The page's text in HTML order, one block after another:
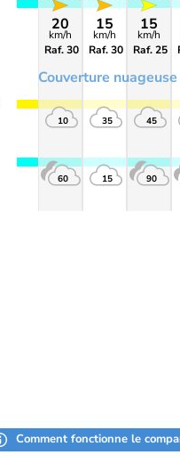
Couverture nuageuse
20
km/h
Raf. 30
10
60
15
km/h
Raf. 30
35
15
15
km/h
Raf. 25
45
90
Comment fonctionne le